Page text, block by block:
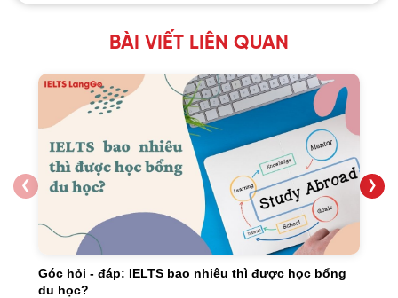
BÀI VIẾT LIÊN QUAN
❮
Góc hỏi - đáp: IELTS bao nhiêu thì được học bổng
du học?
❯